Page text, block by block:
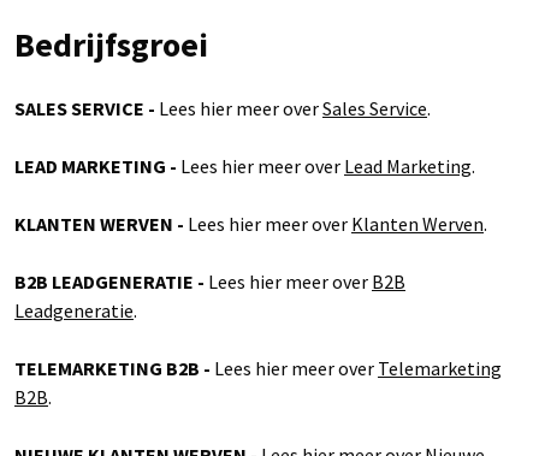
Bedrijfsgroei
SALES SERVICE - Lees hier meer overSales Service.
LEAD MARKETING - Lees hier meer over Lead Marketing.
KLANTEN WERVEN - Lees hier meer over Klanten Werven.
B2B LEADGENERATIE - Lees hier meer over B2B
Leadgeneratie.
TELEMARKETING B2B - Lees hier meer over Telemarketing
B2B.